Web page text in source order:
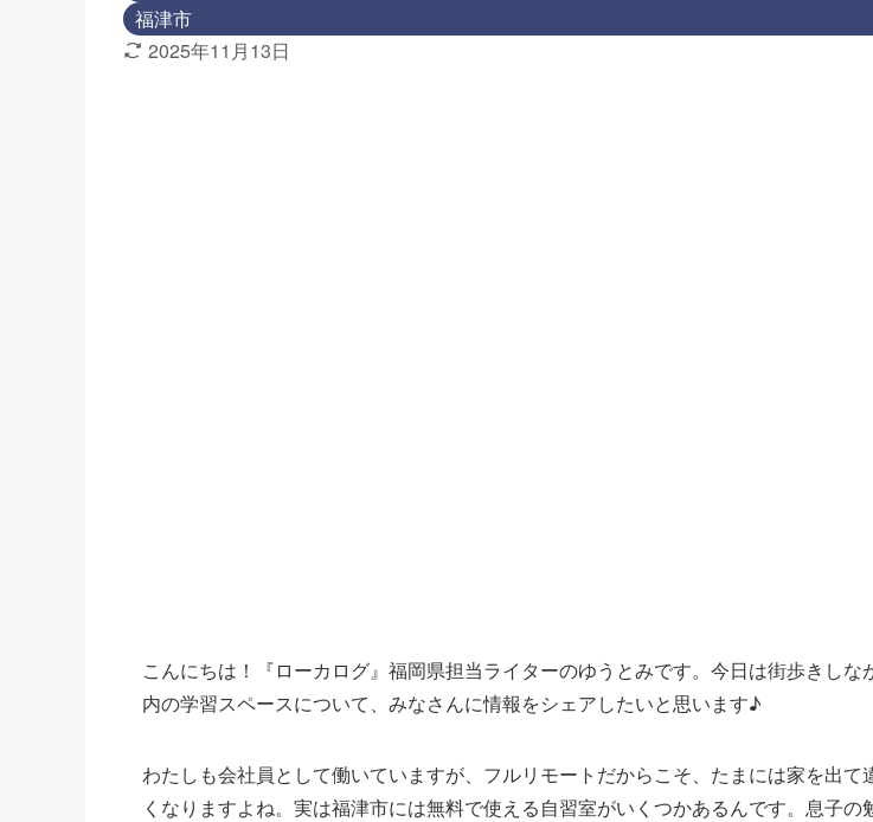
福津市
2025年11月13日
こんにちは！『ローカログ』福岡県担当ライターのゆうとみです。今日は街歩きしな
内の学習スペースについて、みなさんに情報をシェアしたいと思います♪
わたしも会社員として働いていますが、フルリモートだからこそ、たまには家を出て
くなりますよね。実は福津市には無料で使える自習室がいくつかあるんです。息子の